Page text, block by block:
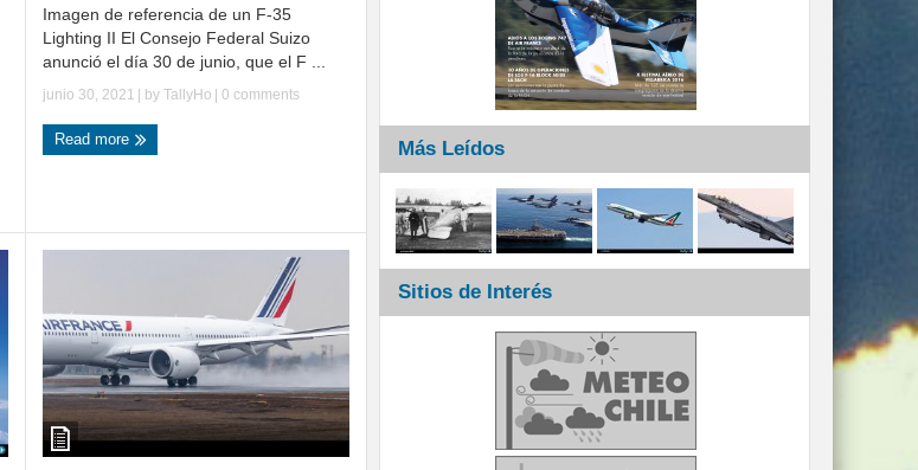
Imagen de referencia de un F-35
Lighting II El Consejo Federal Suizo
anunció el día 30 de junio, que el F ...
junio 30, 2021 | by TallyHo 0 comments
Read more Más Leídos
Sitios de Interés